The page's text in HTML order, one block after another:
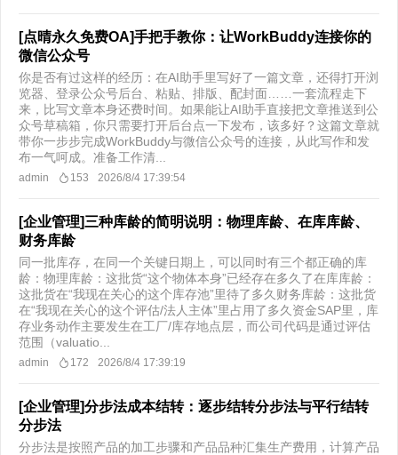
[点晴永久免费OA]手把手教你：让WorkBuddy连接你的
微信公众号
你是否有过这样的经历：在AI助手里写好了一篇文章，还得打开浏
览器、登录公众号后台、粘贴、排版、配封面……一套流程走下
来，比写文章本身还费时间。如果能让AI助手直接把文章推送到公
众号草稿箱，你只需要打开后台点一下发布，该多好？这篇文章就
带你一步步完成WorkBuddy与微信公众号的连接，从此写作和发
布一气呵成。准备工作清...
admin 153 2026/8/4 17:39:54
[企业管理]三种库龄的简明说明：物理库龄、在库库龄、
财务库龄
同一批库存，在同一个关键日期上，可以同时有三个都正确的库
龄：物理库龄：这批货“这个物体本身”已经存在多久了在库库龄：
这批货在“我现在关心的这个库存池”里待了多久财务库龄：这批货
在“我现在关心的这个评估/法人主体”里占用了多久资金SAP里，库
存业务动作主要发生在工厂/库存地点层，而公司代码是通过评估
范围（valuatio...
admin 172 2026/8/4 17:39:19
[企业管理]分步法成本结转：逐步结转分步法与平行结转
分步法
分步法是按照产品的加工步骤和产品品种汇集生产费用，计算产品